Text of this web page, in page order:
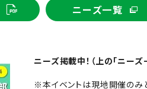
ニーズ一覧
ニーズ掲載中！（上の「ニーズ
※本イベントは現地開催のみ